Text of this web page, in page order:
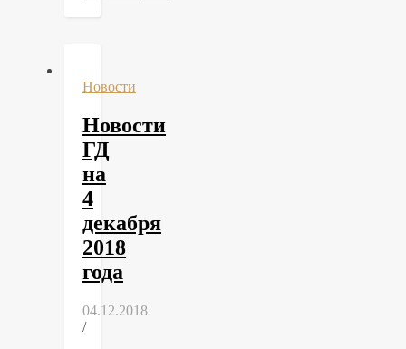
Новости
Новости
ГД
на
4
декабря
2018
года
04.12.2018
/